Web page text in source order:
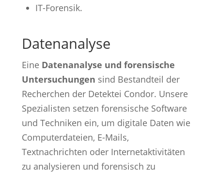
IT-Forensik.
Datenanalyse
Eine Datenanalyse und forensische
Untersuchungen sind Bestandteil der
Recherchen der Detektei Condor. Unsere
Spezialisten setzen forensische Software
und Techniken ein, um digitale Daten wie
Computerdateien, E-Mails,
Textnachrichten oder Internetaktivitäten
zu analysieren und forensisch zu